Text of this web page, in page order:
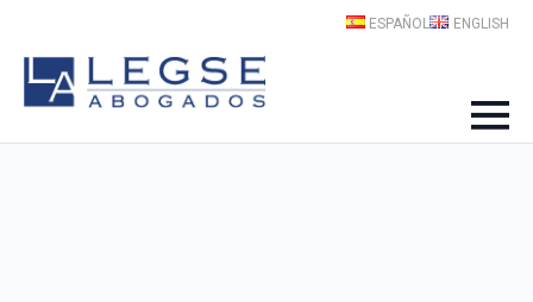
ESPAÑOL ENGLISH